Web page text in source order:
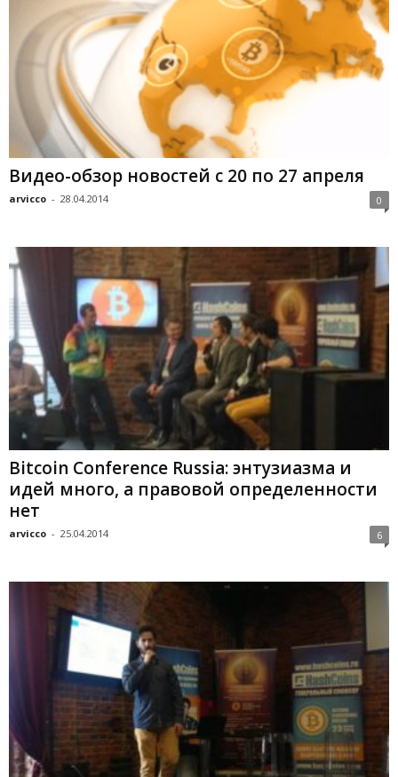
Видео-обзор новостей с 20 по 27 апреля
arvicco - 28.04.2014 0
Bitcoin Conference Russia: энтузиазма и
идей много, а правовой определенности
нет
arvicco - 25.04.2014 6